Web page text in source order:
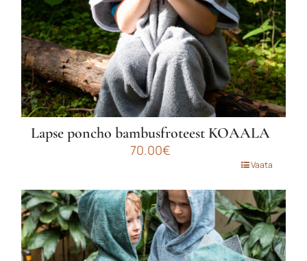
Lapse poncho bambusfroteest KOAALA
70.00€
on
mitu
varianti.
Valikuid
Vaata